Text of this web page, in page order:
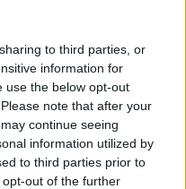
to third parties, or
information for
use the below opt-out
note that after your
continue seeing
information utilized by
to third parties prior to
out of the further
medicale avanzata
5 centri di riferimento